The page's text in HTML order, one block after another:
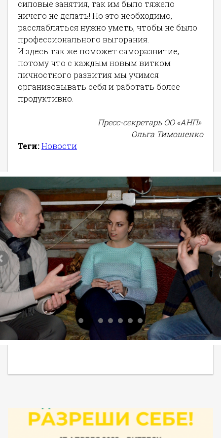
силовые занятия, так им было тяжело
ничего не делать! Но это необходимо,
расслабляться нужно уметь, чтобы не было
профессионального выгорания.
И здесь так же поможет саморазвитие,
потому что с каждым новым витком
личностного развития мы учимся
организовывать себя и работать более
продуктивно.
Пресс-секретарь ОО «АНП»
Ольга Тимошенко
Теги:Новости